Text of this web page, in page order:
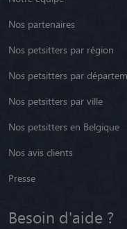
Nos partenaires
Nos petsitters par région
Nos petsitters par
Nos petsitters par ville
Nos petsitters en Belgique
Nos avis clients
Presse
Besoin d'aide ?